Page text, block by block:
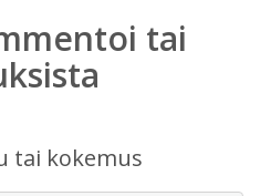
tai
tai kokemus